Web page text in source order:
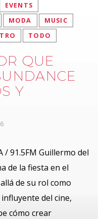
EVENTS
MODA
MUSIC
TODO
QUE
Y
/ 91.5FM Guillermo del
de la fiesta en el
de su rol como
del cine,
cómo crear